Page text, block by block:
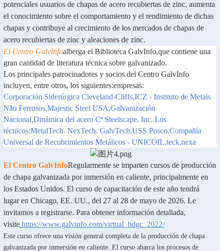
potenciales usuarios de chapas de acero recubiertas de zinc, aumenta
el conocimiento sobre el comportamiento y el rendimiento de dichas
chapas y contribuye al crecimiento de los mercados de chapas de
acero recubiertas de zinc y aleaciones de zinc.
El Centro GalvInfoalberga el Biblioteca GalvInfo,que contiene una
gran cantidad de literatura técnica sobre galvanizado.
Los principales patrocinadores y socios del Centro GalvInfo
incluyen, entre otros, los siguientes:empresas:
Corporación Siderúrgica Cleveland-Cliffs,ICZ - Instituto de Metais
Não Ferrosos,Majestic Steel USA,Galvanización
Nacional,Dinámica del acero Cª Steelscape, Inc. Los
técnicos:MetalTech. NexTech. GalvTech,USS Posco,Compañía
Universal de Recubrimientos Metálicos - UNICOIL,teck,nexa
El Centro GalvInfoRegularmente se imparten cursos de producción
de chapa galvanizada por inmersión en caliente, principalmente en
los Estados Unidos. El curso de capacitación de este año tendrá
lugar en Chicago, EE. UU., del 27 al 28 de mayo de 2026. Le
invitamos a registrarse. Para obtener información detallada,
visite https://www.galvinfo.com/virtual_hdgc_2022/
Este curso ofrece una visión general completa de la producción de chapa
galvanizada por inmersión en caliente. El curso abarca los procesos de